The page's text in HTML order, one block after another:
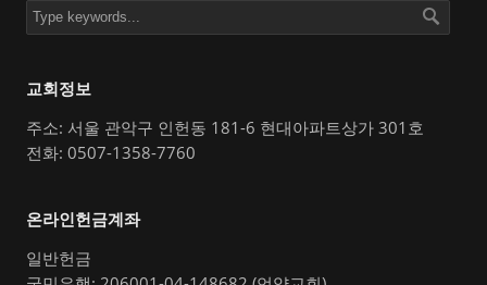
교회정보
주소: 서울 관악구 인헌동 181-6 현대아파트상가 301호
전화: 0507-1358-7760
온라인헌금계좌
일반헌금